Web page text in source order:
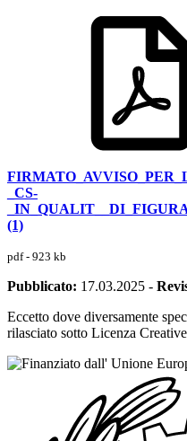
_CS-
(1)
pdf - 923 kb
Pubblicato: 17.03.2025 -
Eccetto dove diversamente
rilasciato sotto Licenza